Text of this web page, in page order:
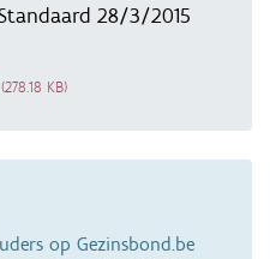
28/3/2015
(278.18 KB)
op Gezinsbond.be